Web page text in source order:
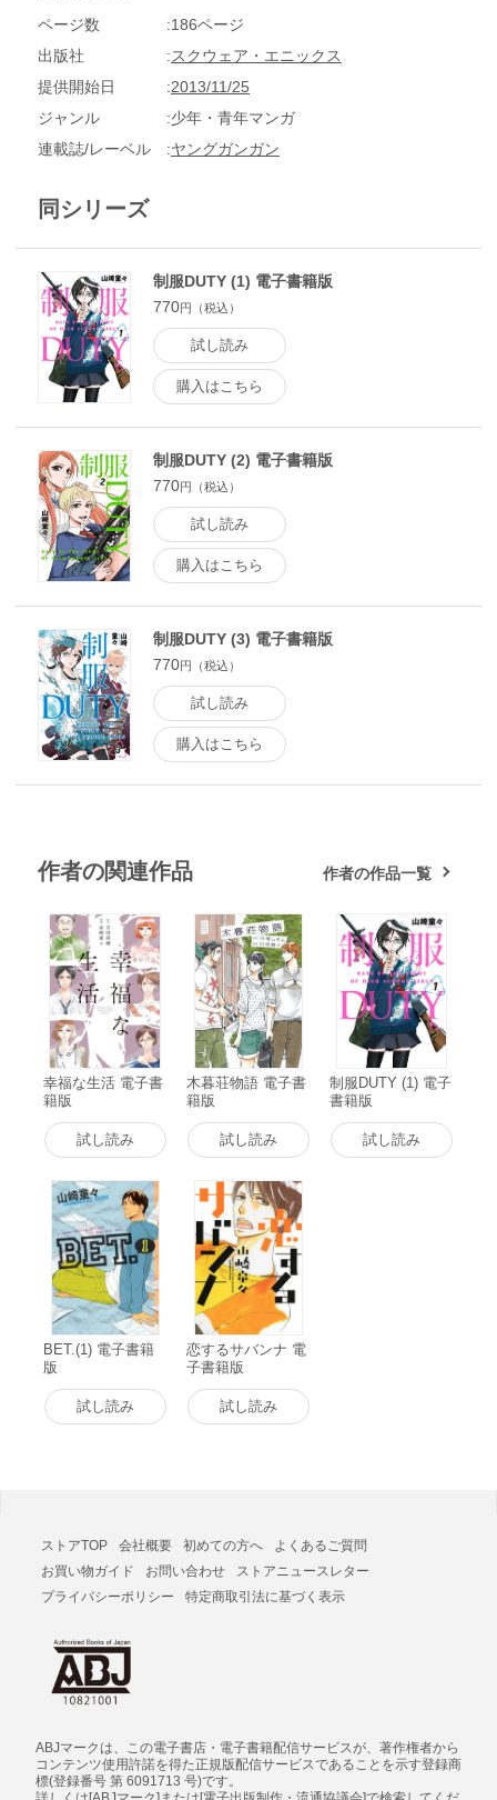
ページ数
186ページ
出版社
スクウェア・エニックス
提供開始日
2013/11/25
ジャンル
少年・青年マンガ
連載誌/レーベル
ヤングガンガン
同シリーズ
制服DUTY (1) 電子書籍版
770円（税込）
試し読み
購入はこちら
制服DUTY (2) 電子書籍版
770円（税込）
試し読み
購入はこちら
制服DUTY (3) 電子書籍版
770円（税込）
試し読み
購入はこちら
作者の関連作品 作者の作品一覧
幸福な生活 電子書
籍版
試し読み
木暮荘物語 電子書
籍版
試し読み
制服DUTY (1) 電子
書籍版
試し読み
BET.(1) 電子書籍
版
試し読み
恋するサバンナ 電
子書籍版
試し読み
ストアTOP 会社概要 初めての方へ
よくあるご質問
お買い物ガイド
お問い合わせ
ストアニュースレター
プライバシーポリシー
特定商取引法に基づく表示
ABJマークは、この電子書店・電子書籍配信サービスが、著作権者から
コンテンツ使用許諾を得た正規版配信サービスであることを示す登録商
標(登録番号 第 6091713 号)です。